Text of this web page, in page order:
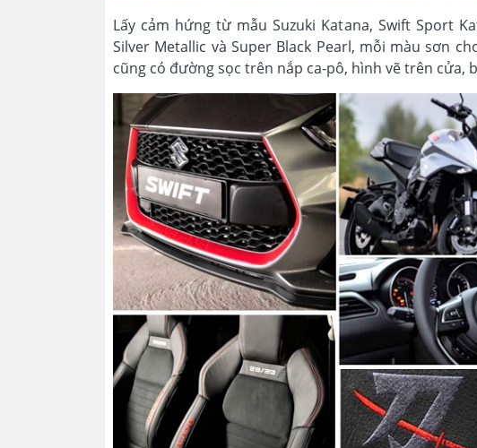
Lấy cảm hứng từ mẫu Suzuki Katana, Swift Sport
Silver Metallic và Super Black Pearl, mỗi màu sơn
cũng có đường sọc trên nắp ca-pô, hình vẽ trên cửa,